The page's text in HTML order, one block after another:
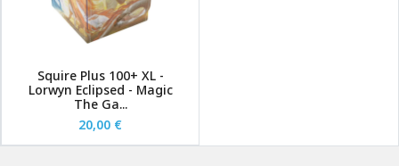
Squire Plus 100+ XL -
Lorwyn Eclipsed - Magic
The Ga...
20,00 €